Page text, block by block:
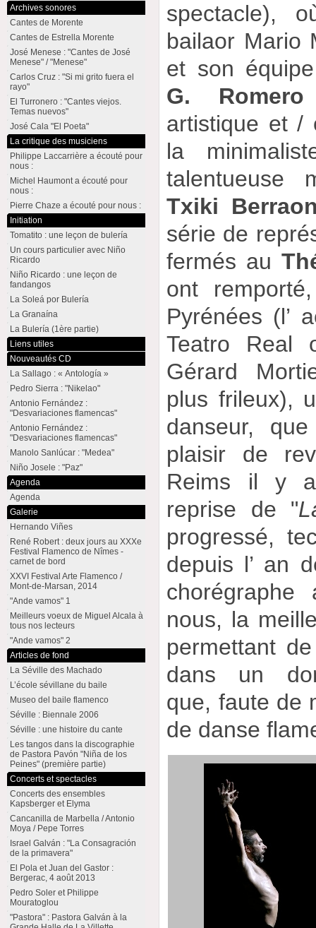
spectacle),
bailaor Mario
et son
G. Romero
artistique et /
la
talentueuse
Txiki
série de
fermés au
ont
Pyrénées (l’
Teatro Real
Gérard
plus frileux),
danseur,
plaisir de
Reims il y
reprise de "
progressé,
depuis l’ an
nous, la
permettant
dans un
que, faute de
de danse
Archives sonores
Cantes de Morente
Cantes de Estrella Morente
José Menese : "Cantes de José
Menese" / "Menese"
Carlos Cruz : "Si mi grito fuera el
rayo"
El Turronero : "Cantes viejos.
Temas nuevos"
José Cala "El Poeta"
La critique des musiciens
Philippe Laccarrière a écouté pour
nous :
Michel Haumont a écouté pour
nous :
Pierre Chaze a écouté pour nous :
Initiation
Tomatito : une leçon de bulería
Un cours particulier avec Niño
Ricardo
Niño Ricardo : une leçon de
fandangos
La Soleá por Bulería
La Granaína
La Bulería (1ère partie)
Liens utiles
Nouveautés CD
La Sallago : « Antología »
Pedro Sierra : "Nikelao"
Antonio Fernández :
"Desvariaciones flamencas"
Antonio Fernández :
"Desvariaciones flamencas"
Manolo Sanlúcar : "Medea"
Niño Josele : "Paz"
Agenda
Agenda
Galerie
Hernando Viñes
René Robert : deux jours au XXXe
Festival Flamenco de Nîmes -
carnet de bord
XXVI Festival Arte Flamenco /
Mont-de-Marsan, 2014
"Ande vamos" 1
Meilleurs voeux de Miguel Alcala à
tous nos lecteurs
"Ande vamos" 2
Articles de fond
La Séville des Machado
L’école sévillane du baile
Museo del baile flamenco
Séville : Biennale 2006
Séville : une histoire du cante
Les tangos dans la discographie
de Pastora Pavón "Niña de los
Peines" (première partie)
Concerts et spectacles
Concerts des ensembles
Kapsberger et Elyma
Cancanilla de Marbella / Antonio
Moya / Pepe Torres
Israel Galván : "La Consagración
de la primavera"
El Pola et Juan del Gastor :
Bergerac, 4 août 2013
Pedro Soler et Philippe
Mouratoglou
"Pastora" : Pastora Galván à la